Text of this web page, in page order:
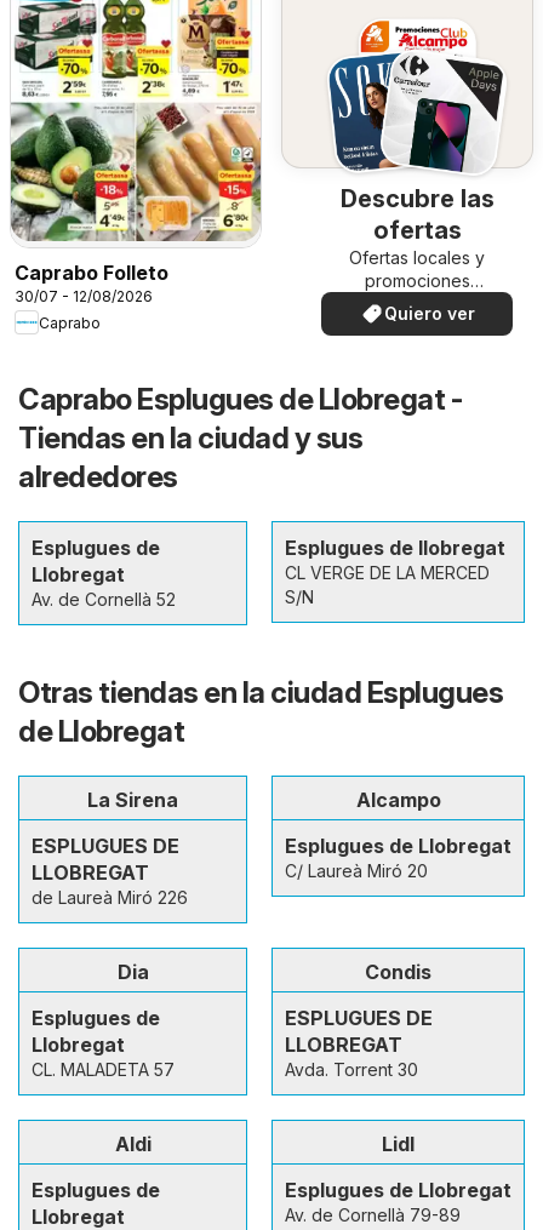
Caprabo Folleto
30/07 - 12/08/2026
Caprabo
Descubre las
ofertas
Ofertas locales y
promociones
especiales.
Quiero ver
Caprabo Esplugues de Llobregat -
Tiendas en la ciudad y sus
alrededores
Esplugues de
Llobregat
Av. de Cornellà 52
Esplugues de llobregat
CL VERGE DE LA MERCED
S/N
Otras tiendas en la ciudad Esplugues
de Llobregat
La Sirena
ESPLUGUES DE
LLOBREGAT
de Laureà Miró 226
Alcampo
Esplugues de Llobregat
C/ Laureà Miró 20
Dia
Esplugues de
Llobregat
CL. MALADETA 57
Condis
ESPLUGUES DE
LLOBREGAT
Avda. Torrent 30
Aldi
Esplugues de
Llobregat
Lidl
Esplugues de Llobregat
Av. de Cornellà 79-89